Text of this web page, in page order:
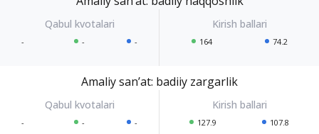
- - - 164 74.2
Amaliy sanʼat: badiiy zargarlik
- - - 127.9 107.8